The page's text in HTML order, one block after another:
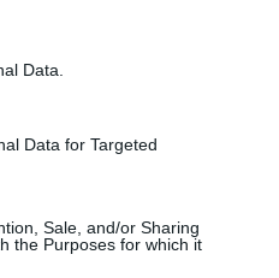
Data.
Data for Targeted
Sale, and/or Sharing
the Purposes for which it
πρωταγωνίστησε
Της πρότεινε
στη Verve, αλλά, μόλις